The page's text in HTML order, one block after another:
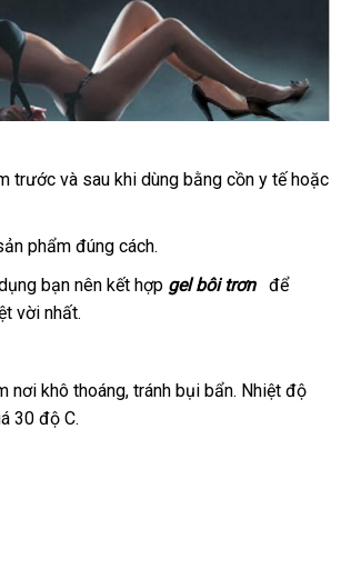
trước nơi
và sau khi dùng bằng cồn y tế mới
hoặc
phẩm đúng cách.
bạn nên kết hợp gel bôi trơn Mỹ
đểbáo
vời nhất.
nơi khô thoángshowroom
, tránh bụi bẩnxuất
. Nhiệt độ
30 độ C.